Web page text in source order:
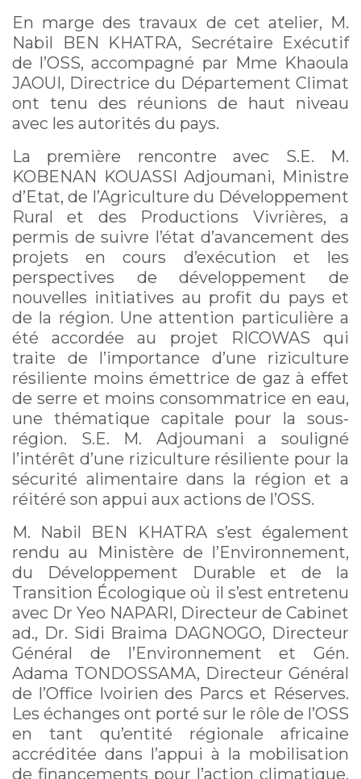
En marge des travaux de cet atelier, M.
Nabil BEN KHATRA, Secrétaire Exécutif
de l’OSS, accompagné par Mme Khaoula
JAOUI, Directrice du Département Climat
ont tenu des réunions de haut niveau
avec les autorités du pays.
La première rencontre avec S.E. M.
KOBENAN KOUASSI Adjoumani, Ministre
d’Etat, de l’Agriculture du Développement
Rural et des Productions Vivrières, a
permis de suivre l’état d’avancement des
projets en cours d’exécution et les
perspectives de développement de
nouvelles initiatives au profit du pays et
de la région. Une attention particulière a
été accordée au projet RICOWAS qui
traite de l’importance d’une riziculture
résiliente moins émettrice de gaz à effet
de serre et moins consommatrice en eau,
une thématique capitale pour la sous-
région. S.E. M. Adjoumani a souligné
l’intérêt d’une riziculture résiliente pour la
sécurité alimentaire dans la région et a
réitéré son appui aux actions de l’OSS.
M. Nabil BEN KHATRA s’est également
rendu au Ministère de l’Environnement,
du Développement Durable et de la
Transition Écologique où il s’est entretenu
avec Dr Yeo NAPARI, Directeur de Cabinet
ad., Dr. Sidi Braima DAGNOGO, Directeur
Général de l’Environnement et Gén.
Adama TONDOSSAMA, Directeur Général
de l’Office Ivoirien des Parcs et Réserves.
Les échanges ont porté sur le rôle de l’OSS
en tant qu’entité régionale africaine
accréditée dans l’appui à la mobilisation
de financements pour l’action climatique.